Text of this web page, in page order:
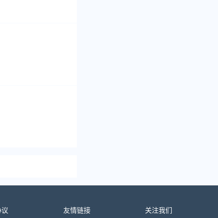
友情链接 关注我们